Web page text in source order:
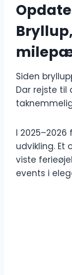
Siden
Dar rejste til
I 2025–2026
udvikling. Et
viste
events i